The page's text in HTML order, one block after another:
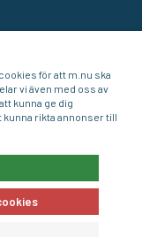
för att m.nu ska
vi även med oss av
kunna ge dig
rikta annonser till